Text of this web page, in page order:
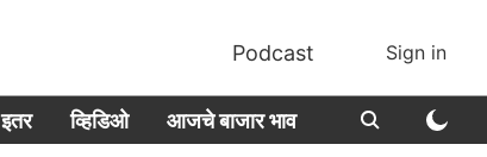
Podcast Sign in
इतर व्हिडिओ आजचे बाजार भाव